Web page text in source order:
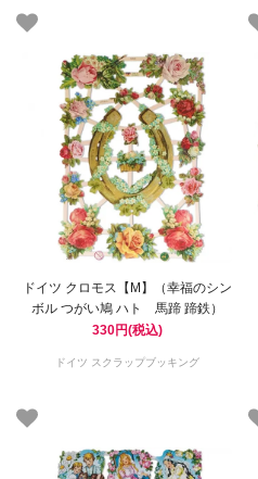
ドイツ クロモス【M】（幸福のシン
ボル つがい鳩 ハト 馬蹄 蹄鉄）
330円(税込)
ドイツ スクラップブッキング